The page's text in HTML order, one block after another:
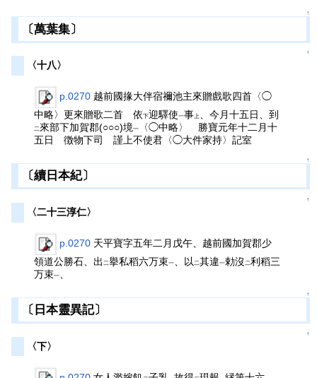
↑
〔萬葉集〕
↑
〈十八〉
p.0270 越前國掾大伴宿禰池主來贈戲歌四首〈◯
中略〉更來贈歌二首 依下迎驛使一事上 、今月十五日、到
二來部下加賀郡(○○○)境一
〈◯中略〉 勝寶元年十二月十
五日 徴物下司 謹上不使君〈◯大件家持〉記室
↑
〔續日本紀〕
↑
〈二十三淳仁〉
p.0270 天平寶字五年二月戊午、越前國加賀郡少
領道公勝石、出 二擧私稻六万束一 、以 二其違一勅沒 二利稻三
万束一
↑
〔日本靈異記〕
↑
〈下〉